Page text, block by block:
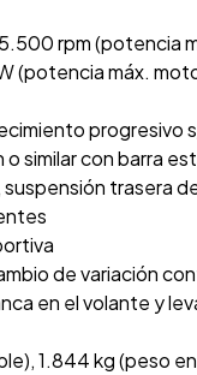
rpm (potencia
(potencia máx.
progresivo
similar con barra
trasera
de variación
en el volante y
1.844 kg (peso